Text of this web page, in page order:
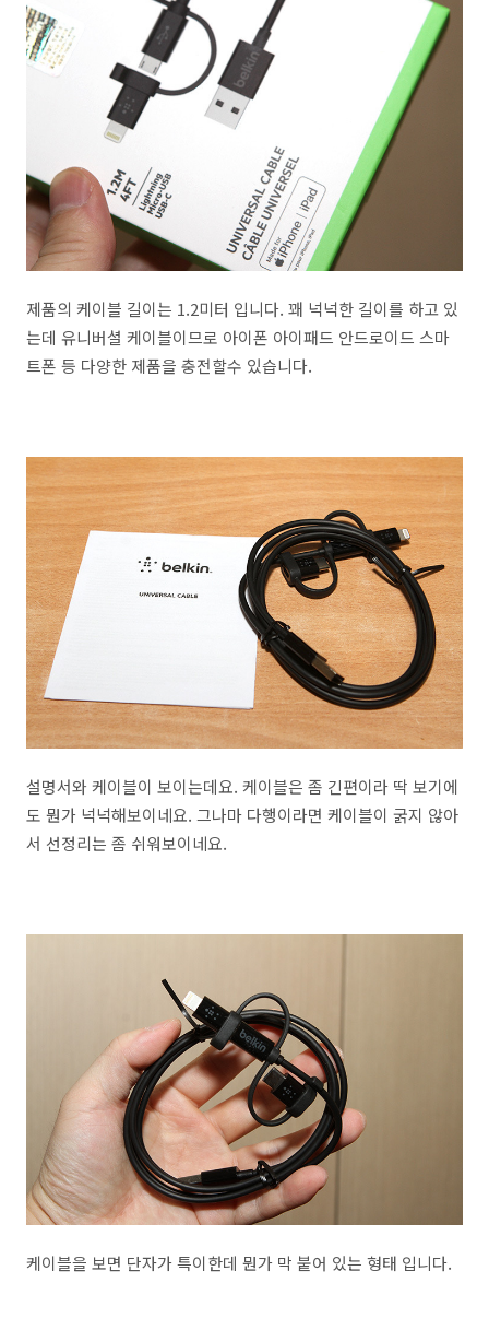
제품의 케이블 길이는 1.2미터 입니다. 꽤 넉넉한 길이를 하고 있
는데 유니버셜 케이블이므로 아이폰 아이패드 안드로이드 스마
트폰 등 다양한 제품을 충전할수 있습니다.
설명서와 케이블이 보이는데요. 케이블은 좀 긴편이라 딱 보기에
도 뭔가 넉넉해보이네요. 그나마 다행이라면 케이블이 굵지 않아
서 선정리는 좀 쉬워보이네요.
케이블을 보면 단자가 특이한데 뭔가 막 붙어 있는 형태 입니다.